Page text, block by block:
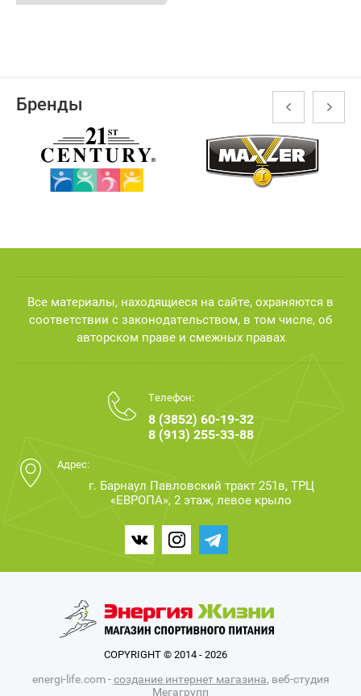
Бренды
Телефон:
8 (3852) 60-19-32
8 (913) 255-33-88
Адрес:
г. Барнаул Павловский тракт 251в, ТРЦ
«ЕВРОПА», 2 этаж, левое крыло
Все материалы, находящиеся на сайте, охраняются в
соответствии с законодательством, в том числе, об
авторском праве и смежных правах
COPYRIGHT © 2014 - 2026
energi-life.com -создание интернет магазина, веб-студия
Мегагрупп